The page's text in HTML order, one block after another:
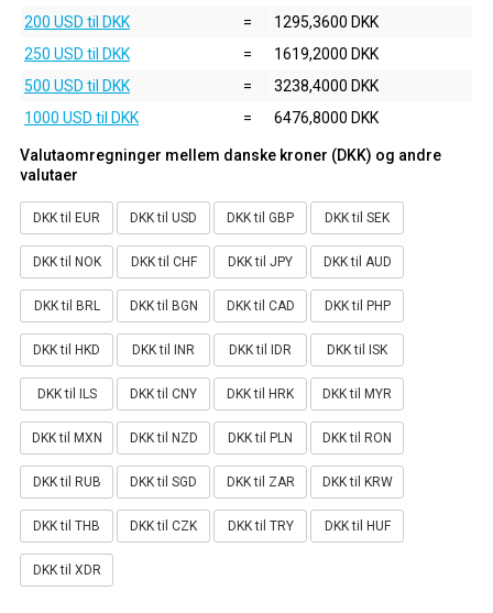
200 USD til DKK
=
1295,3600 DKK
250 USD til DKK
=
1619,2000 DKK
500 USD til DKK
=
3238,4000 DKK
1000 USD til DKK
= 6476,8000 DKK
Valutaomregninger mellem danske kroner (DKK) og andre
valutaer
DKK til EUR DKK til USD DKK til GBP DKK til SEK
DKK til NOK DKK til CHF DKK til JPY DKK til AUD
DKK til BRL DKK til BGN DKK til CAD DKK til PHP
DKK til HKD DKK til INR DKK til IDR DKK til ISK
DKK til ILS DKK til CNY DKK til HRK DKK til MYR
DKK til MXN DKK til NZD DKK til PLN DKK til RON
DKK til RUB DKK til SGD DKK til ZAR DKK til KRW
DKK til THB DKK til CZK DKK til TRY DKK til HUF
DKK til XDR